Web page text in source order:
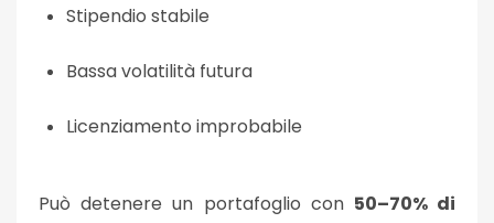
Stipendio stabile
Bassa volatilità futura
Licenziamento improbabile
Può detenere un portafoglio con 50–70% di